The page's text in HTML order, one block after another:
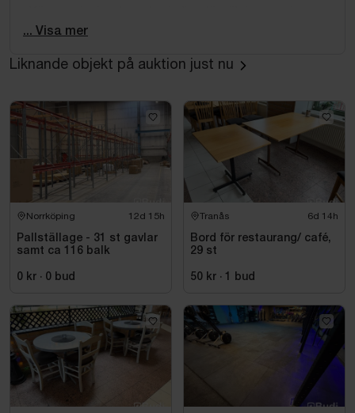
tillstånd samt svara för samtliga eventuella skador
samband med demontering, transport eller
... Visa mer
Liknande objekt på auktion just nu
Norrköping 12d 15h
Pallställage - 31 st gavlar
samt ca 116 balk
0 kr · 0 bud
Tranås 6d 14h
Bord för restaurang/ café,
29 st
50 kr · 1 bud